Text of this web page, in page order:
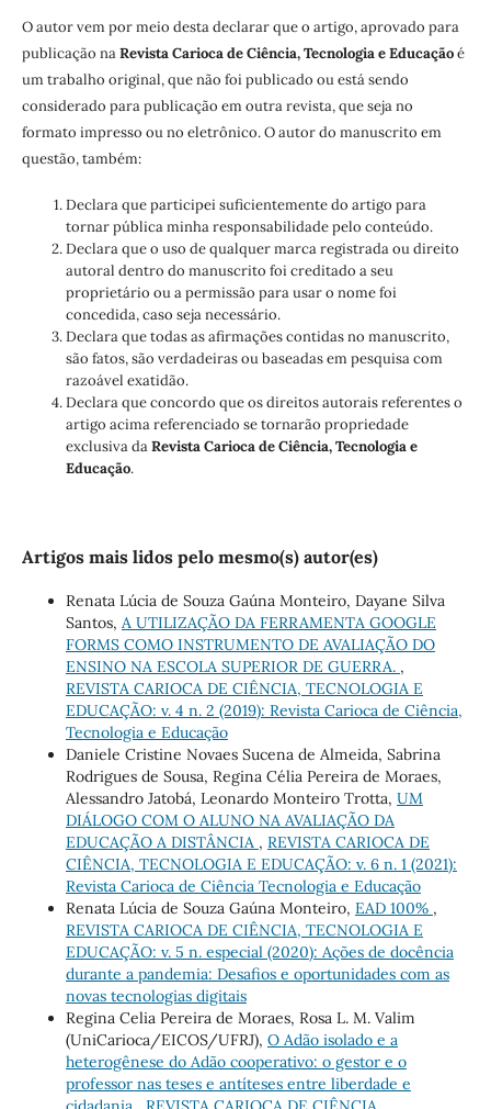
O autor vem por meio desta declarar que o artigo, aprovado para
publicação naRevista Carioca de Ciência, Tecnologia e Educaçãoé
um trabalho original, que não foi publicado ou está sendo
considerado para publicação em outra revista, que seja no
formato impresso ou no eletrônico. O autor do manuscrito em
questão, também:
Declara que participei suficientemente do artigo para
tornar pública minha responsabilidade pelo conteúdo.
Declara que o uso de qualquer marca registrada ou direito
autoral dentro do manuscrito foi creditado a seu
proprietário ou a permissão para usar o nome foi
concedida, caso seja necessário.
Declara que todas as afirmações contidas no manuscrito,
são fatos, são verdadeiras ou baseadas em pesquisa com
razoável exatidão.
Declara que concordo que os direitos autorais referentes o
artigo acima referenciado se tornarão propriedade
exclusiva daRevista Carioca de Ciência, Tecnologia e
Educação.
Artigos mais lidos pelo mesmo(s) autor(es)
Renata Lúcia de Souza Gaúna Monteiro, Dayane Silva
Santos, A UTILIZAÇÃO DA FERRAMENTA GOOGLE
FORMS COMO INSTRUMENTO DE AVALIAÇÃO DO
ENSINO NA ESCOLA SUPERIOR DE GUERRA. ,
REVISTA CARIOCA DE CIÊNCIA, TECNOLOGIA E
EDUCAÇÃO: v. 4 n. 2 (2019): Revista Carioca de Ciência,
Tecnologia e Educação
Daniele Cristine Novaes Sucena de Almeida, Sabrina
Rodrigues de Sousa, Regina Célia Pereira de Moraes,
Alessandro Jatobá, Leonardo Monteiro Trotta, UM
DIÁLOGO COM O ALUNO NA AVALIAÇÃO DA
EDUCAÇÃO A DISTÂNCIA , REVISTA CARIOCA DE
CIÊNCIA, TECNOLOGIA E EDUCAÇÃO: v. 6 n. 1 (2021):
Revista Carioca de Ciência Tecnologia e Educação
Renata Lúcia de Souza Gaúna Monteiro, EAD 100% ,
REVISTA CARIOCA DE CIÊNCIA, TECNOLOGIA E
EDUCAÇÃO: v. 5 n. especial (2020): Ações de docência
durante a pandemia: Desafios e oportunidades com as
novas tecnologias digitais
Regina Celia Pereira de Moraes, Rosa L. M. Valim
(UniCarioca/EICOS/UFRJ), O Adão isolado e a
heterogênese do Adão cooperativo: o gestor e o
professor nas teses e antíteses entre liberdade e